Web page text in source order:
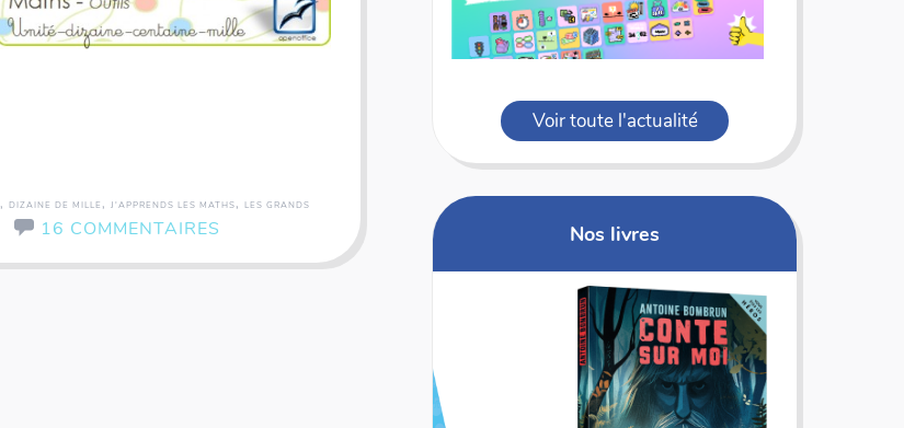
,DIZAINE DE MILLE ,J'APPRENDS LES MATHS,LES GRANDS
16 COMMENTAIRES
Voir toute l'actualité
Nos livres